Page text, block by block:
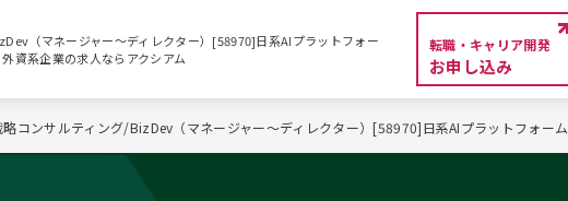
（マネージャー～ディレクター）[58970]日系AIプラットフォー
資系企業の求人ならアクシアム
転職・キャリア開発
お申し込み
略コンサルティング/BizDev（マネージャー～ディレクター）[58970]日系AIプラットフォーム